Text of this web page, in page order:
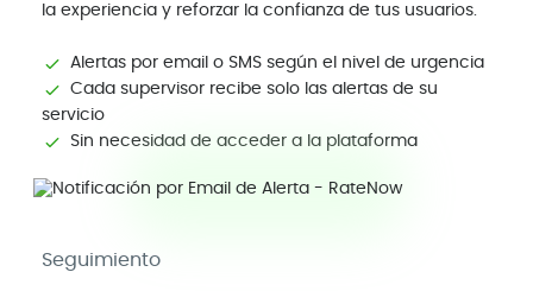
la experiencia y reforzar la confianza de tus usuarios.
Alertas por email o SMS según el nivel de urgencia
Cada supervisor recibe solo las alertas de su
servicio
Sin necesidad de acceder a la plataforma
Seguimiento